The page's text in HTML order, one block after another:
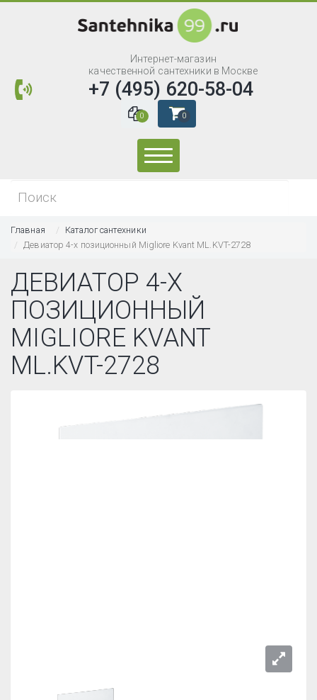
Интернет-магазин
качественной сантехники в Москве
+7 (495) 620-58-04
0 0
Главная
Каталог сантехники
Девиатор 4-х позиционный Migliore Kvant ML.KVT-2728
ДЕВИАТОР 4-Х
ПОЗИЦИОННЫЙ
MIGLIORE KVANT
ML.KVT-2728